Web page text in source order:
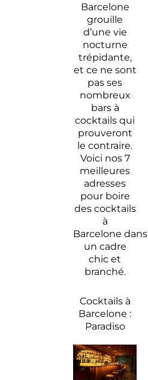
Barcelone
grouille
d’une vie
nocturne
trépidante,
et ce ne sont
pas ses
nombreux
bars à
cocktails qui
prouveront
le contraire.
Voici nos 7
meilleures
adresses
pour boire
des cocktails
à
Barcelone dans
un cadre
chic et
branché.
Cocktails à
Barcelone :
Paradiso